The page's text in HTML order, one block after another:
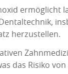
ermöglicht
herzustellen.
das Risiko